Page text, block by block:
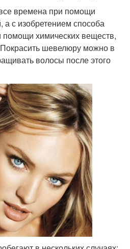
времена при помощи
а с изобретением способа
помощи химических веществ,
шевелюру можно в
волосы после этого